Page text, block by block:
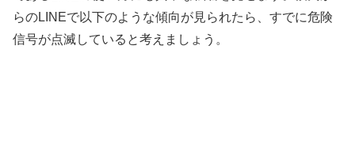
らのLINEで以下のような傾向が見られたら、すでに危険
信号が点滅していると考えましょう。